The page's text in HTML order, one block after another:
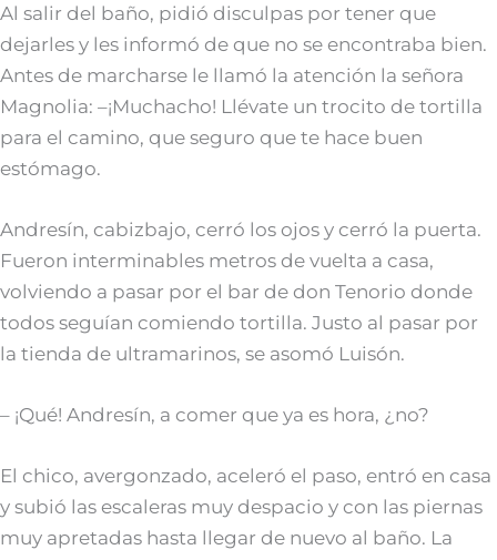
Al salir del baño, pidió disculpas por tener que
dejarles y les informó de que no se encontraba bien.
Antes de marcharse le llamó la atención la señora
Magnolia: –¡Muchacho! Llévate un trocito de tortilla
para el camino, que seguro que te hace buen
estómago.
Andresín, cabizbajo, cerró los ojos y cerró la puerta.
Fueron interminables metros de vuelta a casa,
volviendo a pasar por el bar de don Tenorio donde
todos seguían comiendo tortilla. Justo al pasar por
la tienda de ultramarinos, se asomó Luisón.
– ¡Qué! Andresín, a comer que ya es hora, ¿no?
El chico, avergonzado, aceleró el paso, entró en casa
y subió las escaleras muy despacio y con las piernas
muy apretadas hasta llegar de nuevo al baño. La